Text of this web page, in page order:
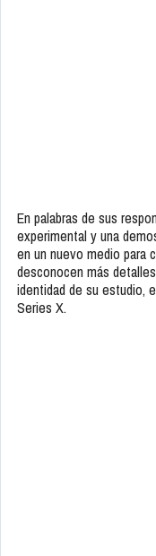
En palabras de sus
experimental y una
en un nuevo medio para
desconocen más
identidad de su estudio,
Series X.